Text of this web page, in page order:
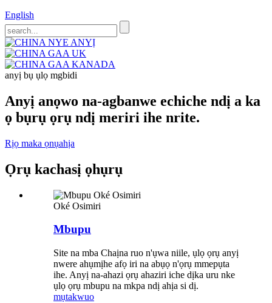
English
anyị bụ ụlọ mgbidi
Anyị anọwo na-agbanwe echiche ndị a ka
ọ bụrụ ọrụ ndị meriri ihe nrite.
Rịọ maka ọnụahịa
Ọrụ kachasị ọhụrụ
Oké Osimiri
Mbupu
Site na mba Chaịna ruo n'ụwa niile, ụlọ ọrụ anyị
nwere ahụmịhe afọ iri na abụọ n'ọrụ mmepụta
ihe. Anyị na-ahazi ọrụ ahaziri iche dịka uru nke
ụlọ ọrụ mbupu na mkpa ndị ahịa si dị.
mụtakwuo